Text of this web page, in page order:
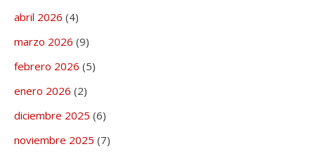
abril 2026 (4)
marzo 2026 (9)
febrero 2026 (5)
enero 2026 (2)
diciembre 2025 (6)
noviembre 2025 (7)